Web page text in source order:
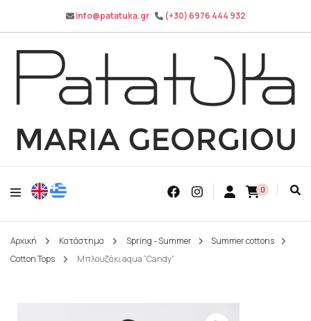
info@patatuka.gr (+30) 6976 444 932
Patatuka
Maria Georgiou
0
Αρχική Κατάστημα Spring - Summer
Summer cottons
Cotton Tops
Μπλουζάκι aqua “Candy”